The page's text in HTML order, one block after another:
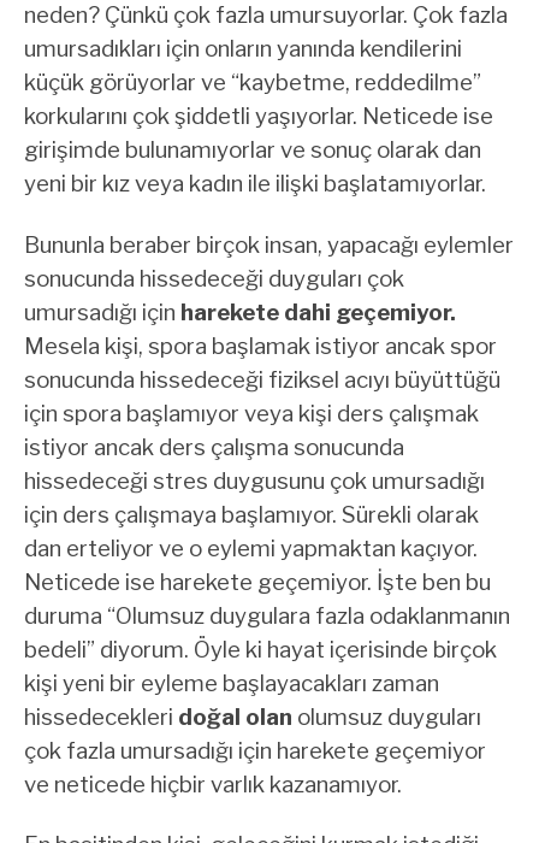
neden? Çünkü çok fazla umursuyorlar. Çok fazla
umursadıkları için onların yanında kendilerini
küçük görüyorlar ve “kaybetme, reddedilme”
korkularını çok şiddetli yaşıyorlar. Neticede ise
girişimde bulunamıyorlar ve sonuç olarak dan
yeni bir kız veya kadın ile ilişki başlatamıyorlar.
Bununla beraber birçok insan, yapacağı eylemler
sonucunda hissedeceği duyguları çok
umursadığı için harekete dahi geçemiyor.
Mesela kişi, spora başlamak istiyor ancak spor
sonucunda hissedeceği fiziksel acıyı büyüttüğü
için spora başlamıyor veya kişi ders çalışmak
istiyor ancak ders çalışma sonucunda
hissedeceği stres duygusunu çok umursadığı
için ders çalışmaya başlamıyor. Sürekli olarak
dan erteliyor ve o eylemi yapmaktan kaçıyor.
Neticede ise harekete geçemiyor. İşte ben bu
duruma “Olumsuz duygulara fazla odaklanmanın
bedeli” diyorum. Öyle ki hayat içerisinde birçok
kişi yeni bir eyleme başlayacakları zaman
hissedecekleri doğal olan olumsuz duyguları
çok fazla umursadığı için harekete geçemiyor
ve neticede hiçbir varlık kazanamıyor.